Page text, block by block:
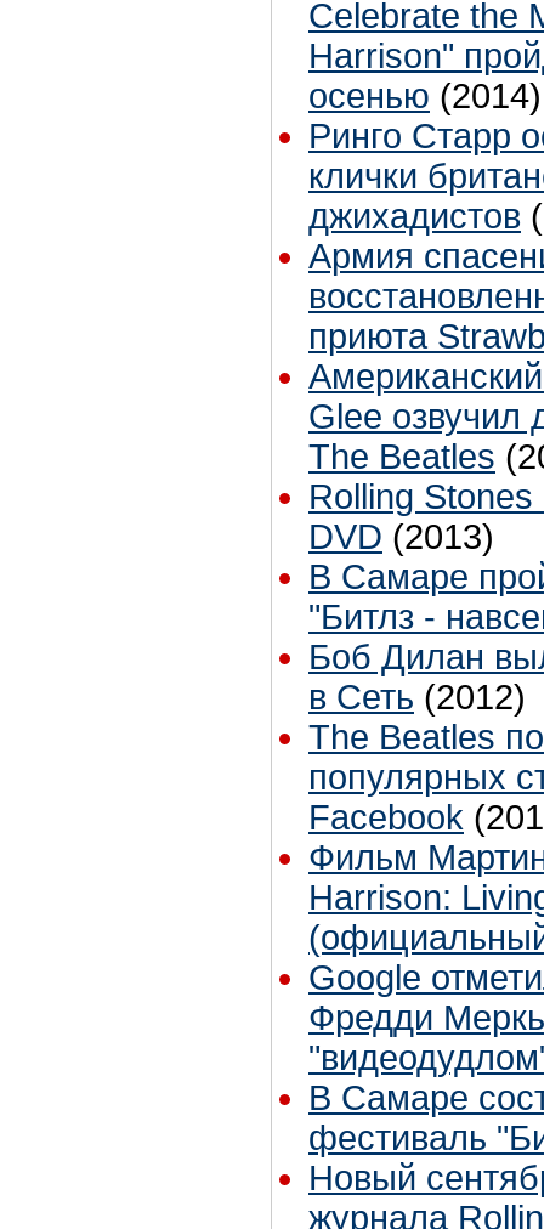
Celebrate the
Harrison"
осенью (2014)
Ринго Старр
клички
джихадистов
Армия
приюта
Glee озвучил
The Beatles
Rolling
DVD (2013)
В Самаре
"Битлз -
Боб Дилан
в Сеть (2012)
The Beatles
популярных
Facebook
Фильм
Harrison:
Google
Фредди
В Самаре
фестиваль
Новый
журнала